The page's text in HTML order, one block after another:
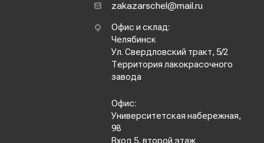
zakazarschel@mail.ru
Офис и склад:
Челябинск
Ул. Свердловский тракт, 5/2
Территория лакокрасочного
завода
Офис:
Университетская набережная,
98
Вход 5, второй этаж